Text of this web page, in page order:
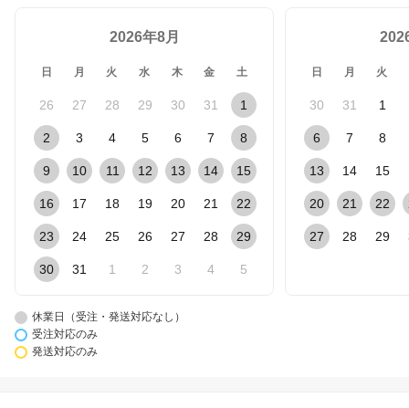
2026年8月
日 月 火 水 木 金 土
26 27 28 29 30 31 1
2 3 4 5 6 7 8
9 10 11 12 13 14 15
16 17 18 19 20 21 22
23 24 25 26 27 28 29
30 31 1 2 3 4 5
日 月 火
30 31 1
6 7 8
13 14 15
20 21 22
27 28 29
休業日（受注・発送対応なし）
受注対応のみ
発送対応のみ